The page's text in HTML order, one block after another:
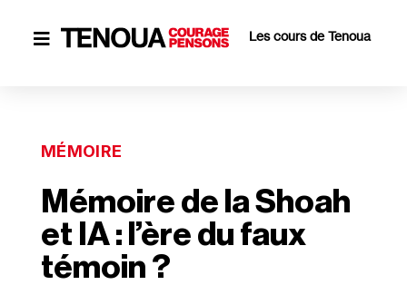
 Les cours de Tenoua
MÉMOIRE
Mémoire de la Shoah
et IA : l’ère du faux
témoin ?